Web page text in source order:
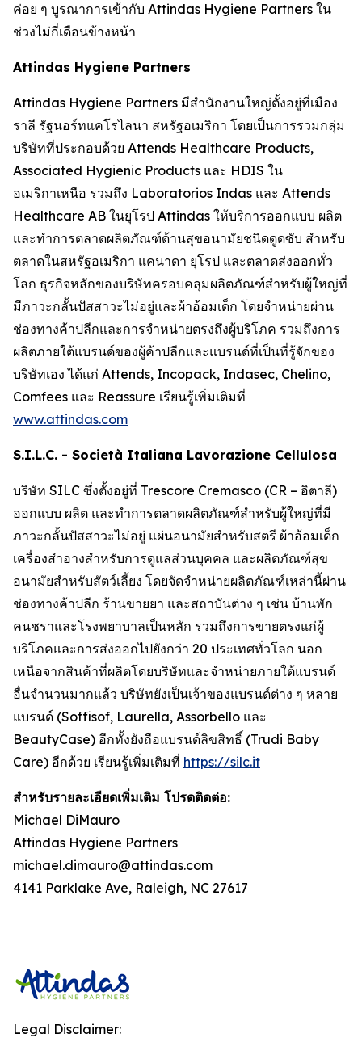
ค่อย ๆ บูรณาการเข้ากับ Attindas Hygiene Partners ใน
ช่วงไม่กี่เดือนข้างหน้า
Attindas Hygiene Partners
Attindas Hygiene Partners มีสำนักงานใหญ่ตั้งอยู่ที่เมือง
ราลี รัฐนอร์ทแคโรไลนา สหรัฐอเมริกา โดยเป็นการรวมกลุ่ม
บริษัทที่ประกอบด้วย Attends Healthcare Products,
Associated Hygienic Products และ HDIS ใน
อเมริกาเหนือ รวมถึง Laboratorios Indas และ Attends
Healthcare AB ในยุโรป Attindas ให้บริการออกแบบ ผลิต
และทำการตลาดผลิตภัณฑ์ด้านสุขอนามัยชนิดดูดซับ สำหรับ
ตลาดในสหรัฐอเมริกา แคนาดา ยุโรป และตลาดส่งออกทั่ว
โลก ธุรกิจหลักของบริษัทครอบคลุมผลิตภัณฑ์สำหรับผู้ใหญ่ที่
มีภาวะกลั้นปัสสาวะไม่อยู่และผ้าอ้อมเด็ก โดยจำหน่ายผ่าน
ช่องทางค้าปลีกและการจำหน่ายตรงถึงผู้บริโภค รวมถึงการ
ผลิตภายใต้แบรนด์ของผู้ค้าปลีกและแบรนด์ที่เป็นที่รู้จักของ
บริษัทเอง ได้แก่ Attends, Incopack, Indasec, Chelino,
Comfees และ Reassure เรียนรู้เพิ่มเติมที่
www.attindas.com
S.I.L.C. - Società Italiana Lavorazione Cellulosa
บริษัท SILC ซึ่งตั้งอยู่ที่ Trescore Cremasco (CR – อิตาลี)
ออกแบบ ผลิต และทำการตลาดผลิตภัณฑ์สำหรับผู้ใหญ่ที่มี
ภาวะกลั้นปัสสาวะไม่อยู่ แผ่นอนามัยสำหรับสตรี ผ้าอ้อมเด็ก
เครื่องสำอางสำหรับการดูแลส่วนบุคคล และผลิตภัณฑ์สุข
อนามัยสำหรับสัตว์เลี้ยง โดยจัดจำหน่ายผลิตภัณฑ์เหล่านี้ผ่าน
ช่องทางค้าปลีก ร้านขายยา และสถาบันต่าง ๆ เช่น บ้านพัก
คนชราและโรงพยาบาลเป็นหลัก รวมถึงการขายตรงแก่ผู้
บริโภคและการส่งออกไปยังกว่า 20 ประเทศทั่วโลก นอก
เหนือจากสินค้าที่ผลิตโดยบริษัทและจำหน่ายภายใต้แบรนด์
อื่นจำนวนมากแล้ว บริษัทยังเป็นเจ้าของแบรนด์ต่าง ๆ หลาย
แบรนด์ (Soffisof, Laurella, Assorbello และ
BeautyCase) อีกทั้งยังถือแบรนด์ลิขสิทธิ์ (Trudi Baby
Care) อีกด้วย เรียนรู้เพิ่มเติมที่ https://silc.it
สำหรับรายละเอียดเพิ่มเติม โปรดติดต่อ:
Michael DiMauro
Attindas Hygiene Partners
michael.dimauro@attindas.com
4141 Parklake Ave, Raleigh, NC 27617
Legal Disclaimer: